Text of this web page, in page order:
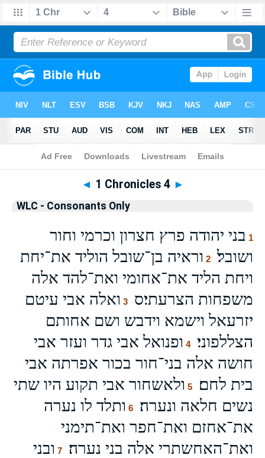
Bible>WLCO> 1 Chronicles 4
◄ 1 Chronicles 4 ►
WLC - Consonants Only
1 בני יהודה פרץ חצרון וכרמי וחור
ושובל׃
2 וראיה בן־שובל הוליד את־יחת
ויחת הליד את־אחומי ואת־להד אלה
משפחות הצרעתי׃ס
3 ואלה אבי עיטם
יזרעאל וישמא וידבש ושם אחותם
הצללפוני׃
4 ופנואל אבי גדר ועזר אבי
חושה אלה בני־חור בכור אפרתה אבי
בית לחם׃
5 ולאשחור אבי תקוע היו שתי
נשים חלאה ונערה׃
6 ותלד לו נערה
את־אחזם ואת־חפר ואת־תימני
ואת־האחשתרי אלה בני נערה׃
7 ובני